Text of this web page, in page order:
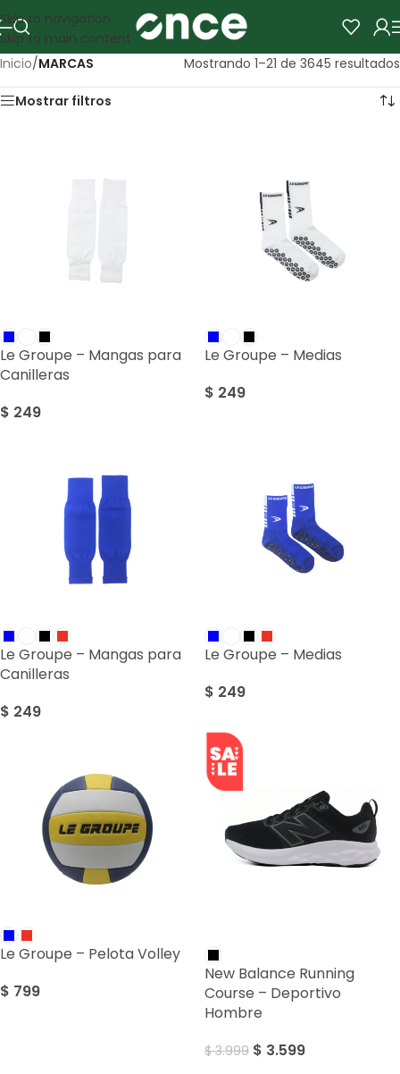
Skip to navigation
Skip to main content
Inicio/MARCAS Mostrando 1–21 de 3645 resultados
Mostrar filtros
Le Groupe – Mangas para
Canilleras
$ 249
Le Groupe – Medias
$ 249
Le Groupe – Mangas para
Canilleras
$ 249
Le Groupe – Medias
$ 249
Le Groupe – Pelota Volley
$ 799
New Balance Running
Course – Deportivo
Hombre
$3.999 $ 3.599